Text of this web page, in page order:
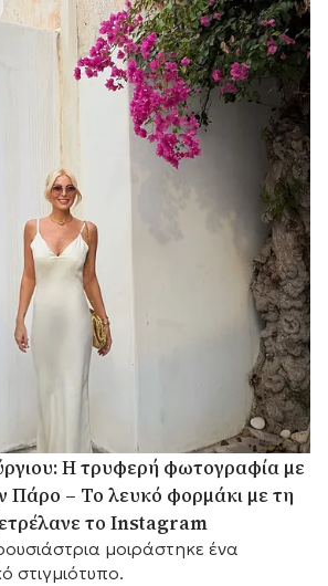
Η τρυφερή φωτογραφία με
Πάρο – Το λευκό φορμάκι με τη
το Instagram
μοιράστηκε ένα
στιγμιότυπο.